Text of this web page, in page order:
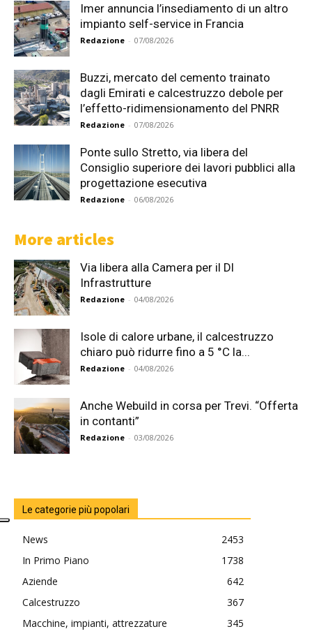
Imer annuncia l’insediamento di un altro
impianto self-service in Francia
Redazione - 07/08/2026
Buzzi, mercato del cemento trainato
dagli Emirati e calcestruzzo debole per
l’effetto-ridimensionamento del PNRR
Redazione - 07/08/2026
Ponte sullo Stretto, via libera del
Consiglio superiore dei lavori pubblici alla
progettazione esecutiva
Redazione - 06/08/2026
More articles
Via libera alla Camera per il Dl
Infrastrutture
Redazione - 04/08/2026
Isole di calore urbane, il calcestruzzo
chiaro può ridurre fino a 5 °C la...
Redazione - 04/08/2026
Anche Webuild in corsa per Trevi. “Offerta
in contanti”
Redazione - 03/08/2026
Le categorie più popolari
News
2453
In Primo Piano
1738
Aziende
642
Calcestruzzo
367
Macchine, impianti, attrezzature
345